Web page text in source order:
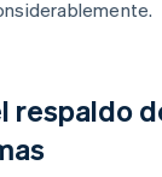
respaldo